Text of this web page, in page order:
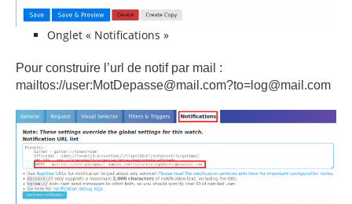
Onglet « Notifications »
Pour construire l’url de notif par mail :
mailtos://user:MotDepasse@mail.com?to=log@mail.com